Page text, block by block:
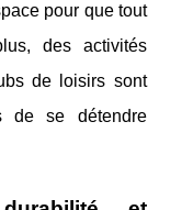
pour que tout
des activités
de loisirs sont
de se détendre